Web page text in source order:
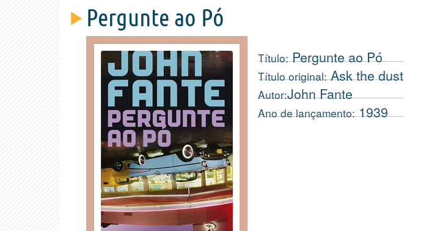
Pergunte ao Pó
Título:Pergunte ao Pó
Título original:Ask the dust
Autor:John Fante
Ano de lançamento:1939